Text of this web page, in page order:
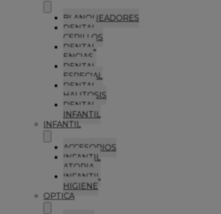
BLANQUEADORES
DENTAL
CEPILLOS
DENTAL
ENCIAS
DENTAL
ESPECIAL
DENTAL
HALITOSIS
DENTAL
INFANTIL
INFANTIL
ACCESORIOS
INFANTIL
ATOPIA
INFANTIL
HIGIENE
OPTICA